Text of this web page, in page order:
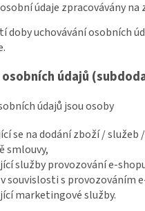
údaje zpracovávány na
doby uchovávání osobních
údajů
údajů jsou osoby
se na dodání zboží / služeb
smlouvy,
služby provozování e-
souvislosti s provozováním
marketingové služby.